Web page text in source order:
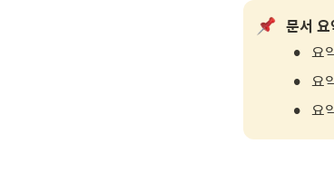
문서
• 요
• 요
• 요